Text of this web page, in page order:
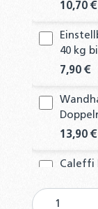
10,70 €
40 kg
7,90 €
13,90 €
Caleffi